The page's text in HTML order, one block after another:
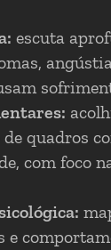
escuta
quadros
com foco
e